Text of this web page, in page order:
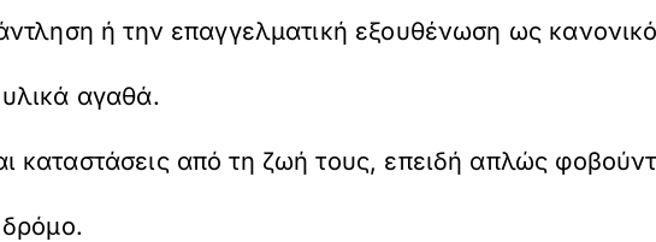
ή την επαγγελματική εξουθένωση ως
αγαθά.
από τη ζωή τους, επειδή απλώς